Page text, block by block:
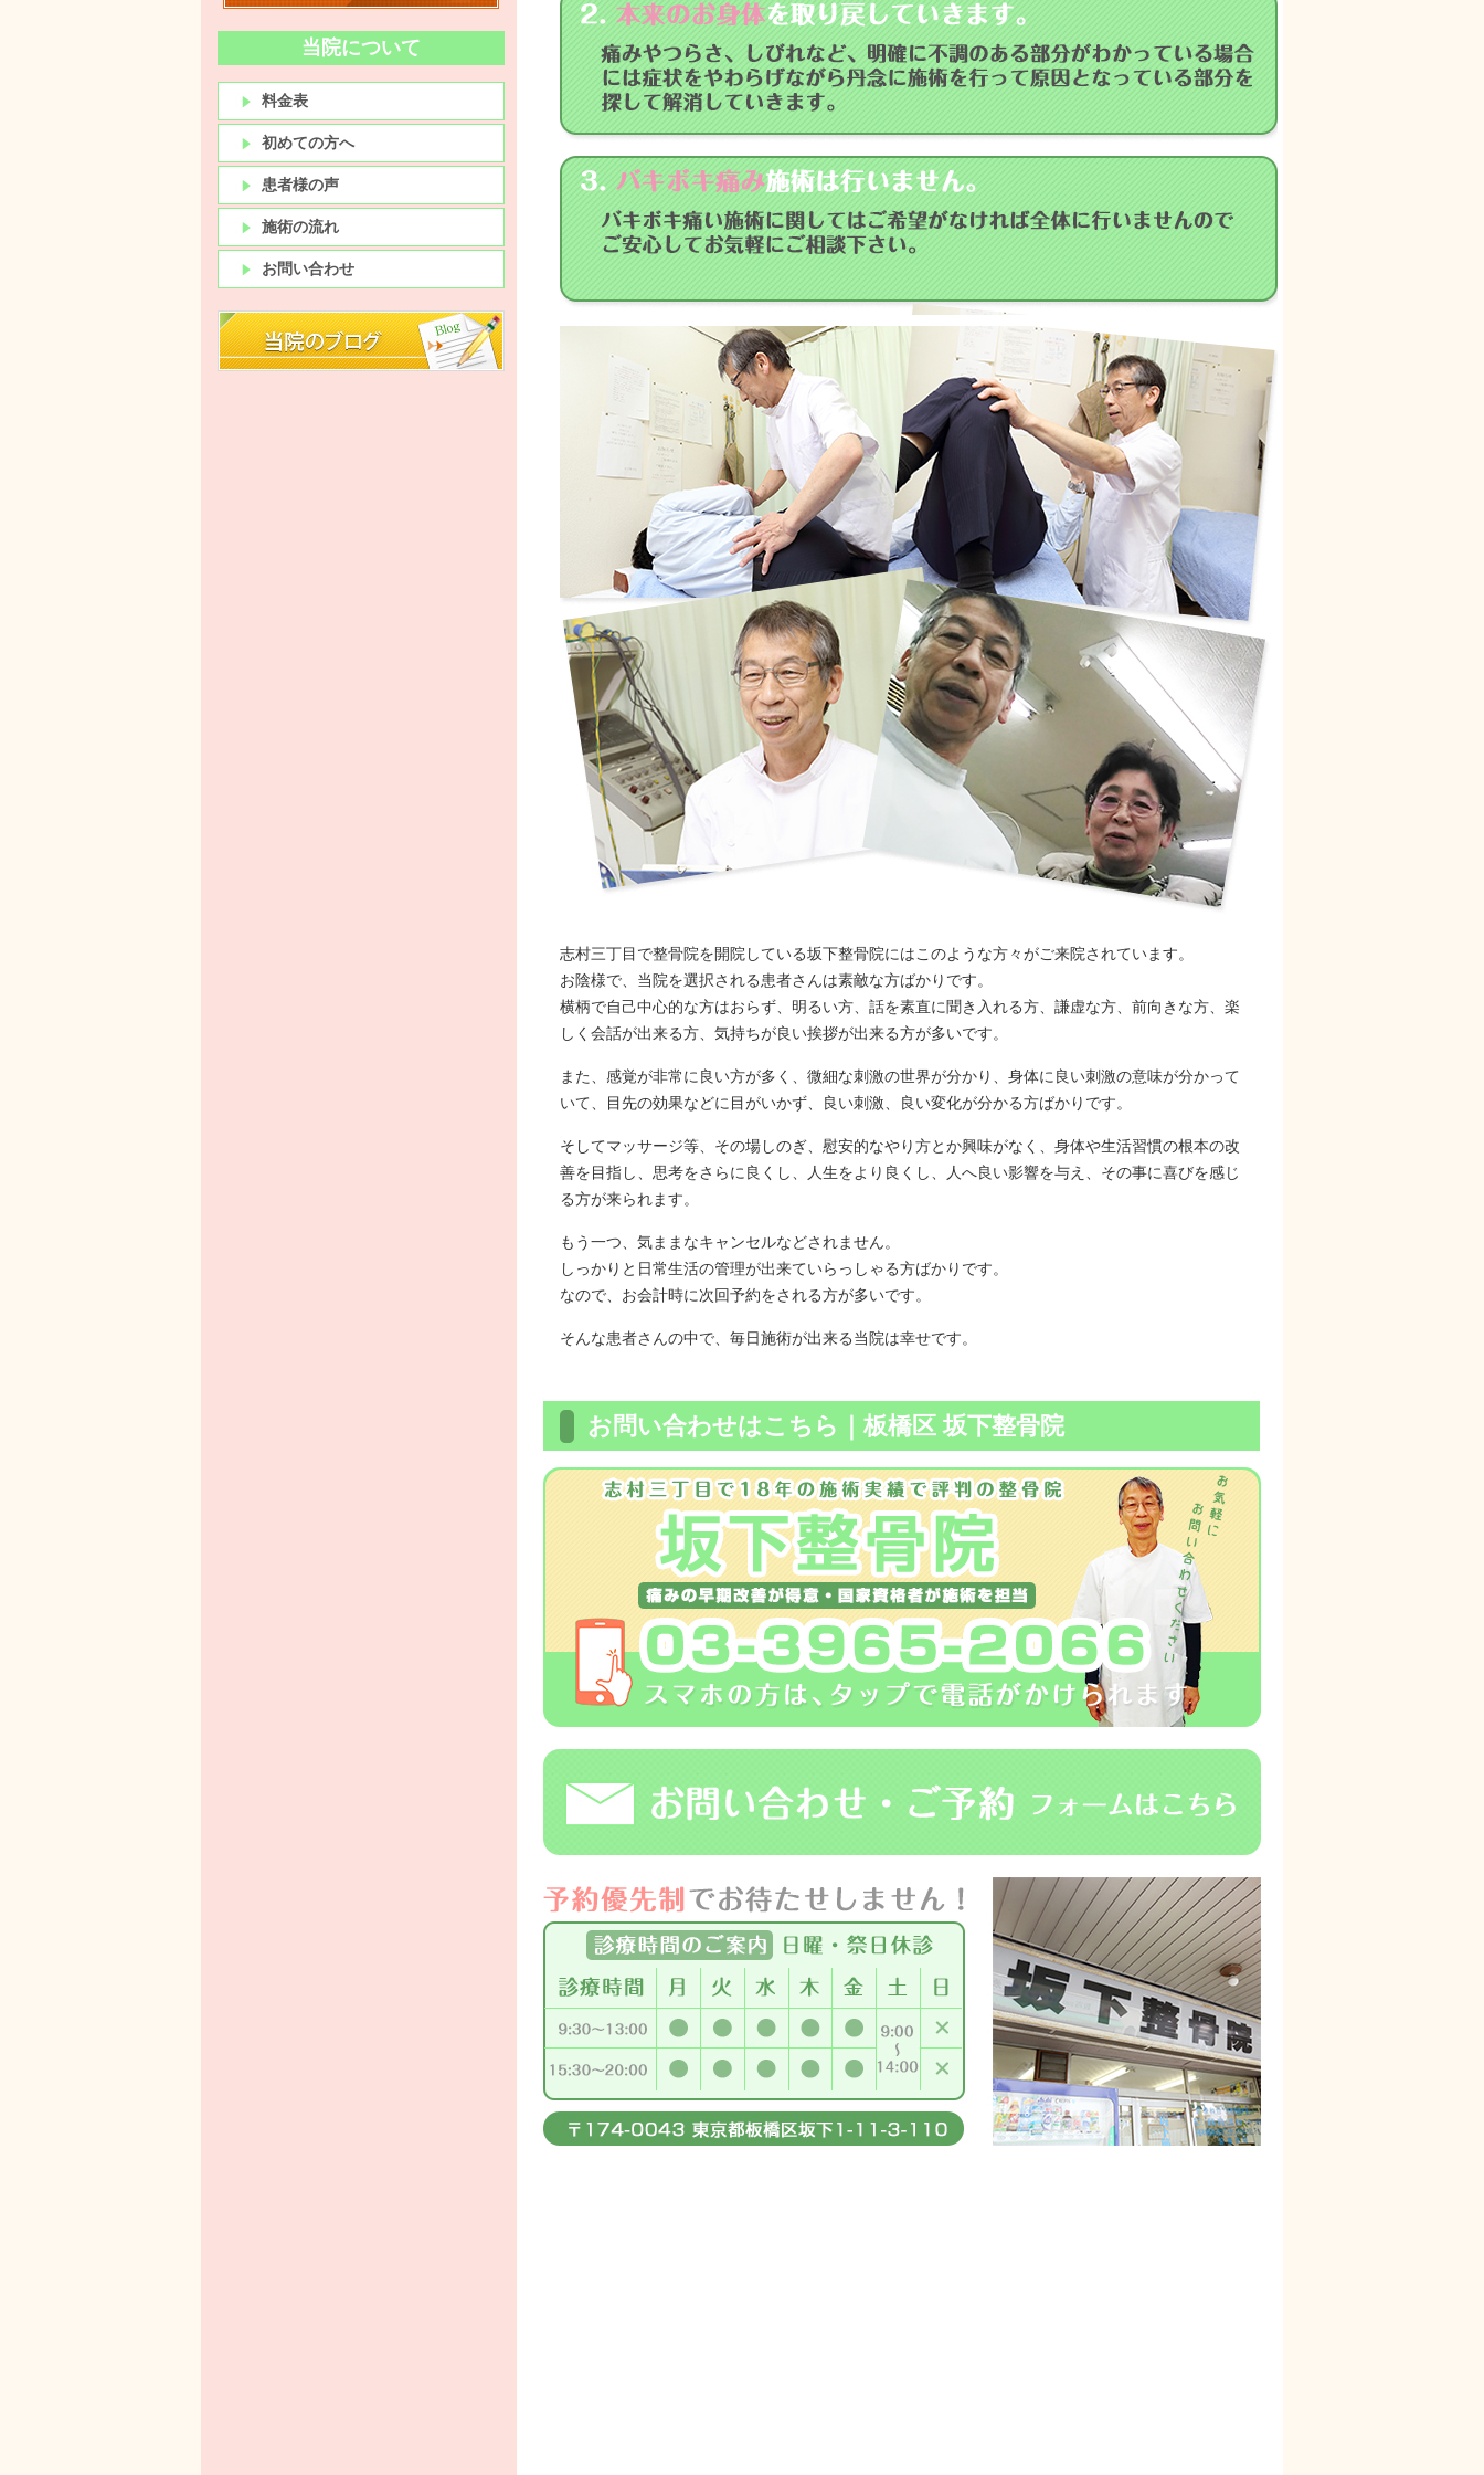
志村三丁目で整骨院を開院している坂下整骨院にはこのような方々がご来院されています。
お陰様で、当院を選択される患者さんは素敵な方ばかりです。
横柄で自己中心的な方はおらず、明るい方、話を素直に聞き入れる方、謙虚な方、前向きな方、楽
しく会話が出来る方、気持ちが良い挨拶が出来る方が多いです。
また、感覚が非常に良い方が多く、微細な刺激の世界が分かり、身体に良い刺激の意味が分かって
いて、目先の効果などに目がいかず、良い刺激、良い変化が分かる方ばかりです。
そしてマッサージ等、その場しのぎ、慰安的なやり方とか興味がなく、身体や生活習慣の根本の改
善を目指し、思考をさらに良くし、人生をより良くし、人へ良い影響を与え、その事に喜びを感じ
る方が来られます。
もう一つ、気ままなキャンセルなどされません。
しっかりと日常生活の管理が出来ていらっしゃる方ばかりです。
なので、お会計時に次回予約をされる方が多いです。
そんな患者さんの中で、毎日施術が出来る当院は幸せです。
お問い合わせはこちら｜板橋区 坂下整骨院
当院について
料金表
初めての方へ
患者様の声
施術の流れ
お問い合わせ